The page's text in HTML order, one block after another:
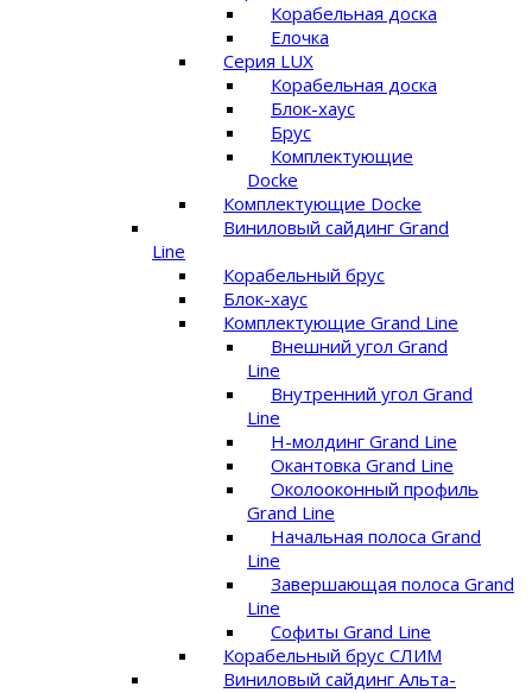
Корабельная доска
Елочка
Серия LUX
Корабельная доска
Блок-хаус
Брус
Комплектующие
Docke
Комплектующие Docke
Виниловый сайдинг Grand
Line
Корабельный брус
Блок-хаус
Комплектующие Grand Line
Внешний угол Grand
Line
Внутренний угол Grand
Line
Н-молдинг Grand Line
Окантовка Grand Line
Околооконный профиль
Grand Line
Начальная полоса Grand
Line
Завершающая полоса Grand
Line
Софиты Grand Line
Корабельный брус СЛИМ
Виниловый сайдинг Альта-